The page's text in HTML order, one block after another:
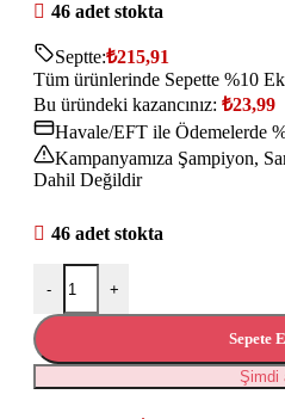
46 adet stokta
Septte:₺215,91
Tüm ürünlerinde Sepette %10
Bu üründeki kazancınız: ₺23,99
Havale/EFT ile Ödemelerde
Kampanyamıza Şampiyon,
Dahil Değildir
46 adet stokta
- +
Sepete
Şimdi